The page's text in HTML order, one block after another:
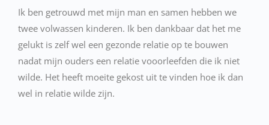
Ik ben getrouwd met mijn man en samen hebben we
twee volwassen kinderen. Ik ben dankbaar dat het me
gelukt is zelf wel een gezonde relatie op te bouwen
nadat mijn ouders een relatie vooorleefden die ik niet
wilde. Het heeft moeite gekost uit te vinden hoe ik dan
wel in relatie wilde zijn.